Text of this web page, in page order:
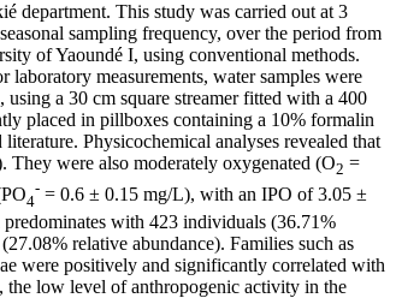
department. This study was carried out at 3
sampling frequency, over the period from
of Yaoundé I, using conventional methods.
laboratory measurements, water samples were
a 30 cm square streamer fitted with a 400
placed in pillboxes containing a 10% formalin
Physicochemical analyses revealed that
were also moderately oxygenated (O2 =
4
- = 0.6 ± 0.15 mg/L), with an IPO of 3.05 ±
with 423 individuals (36.71%
relative abundance). Families such as
were positively and significantly correlated with
the low level of anthropogenic activity in the